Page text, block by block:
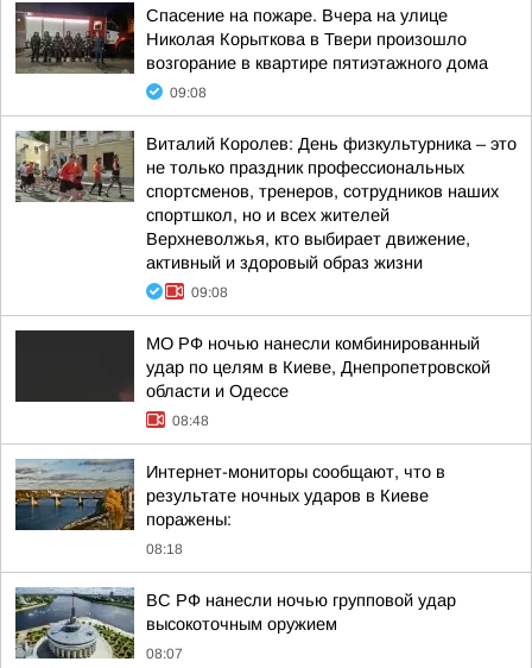
Спасение на пожаре. Вчера на улице
Николая Корыткова в Твери произошло
возгорание в квартире пятиэтажного дома
09:08
Виталий Королев: День физкультурника – это
не только праздник профессиональных
спортсменов, тренеров, сотрудников наших
спортшкол, но и всех жителей
Верхневолжья, кто выбирает движение,
активный и здоровый образ жизни
09:08
МО РФ ночью нанесли комбинированный
удар по целям в Киеве, Днепропетровской
области и Одессе
08:48
Интернет-мониторы сообщают, что в
результате ночных ударов в Киеве
поражены:
08:18
ВС РФ нанесли ночью групповой удар
высокоточным оружием
08:07